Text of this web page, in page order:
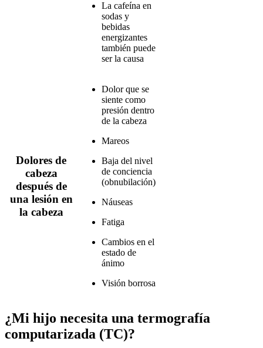
La cafeína en
sodas y
bebidas
energizantes
también puede
ser la causa
Dolores de
cabeza
después de
una lesión en
la cabeza
Dolor que se
siente como
presión dentro
de la cabeza
Mareos
Baja del nivel
de conciencia
(obnubilación)
Náuseas
Fatiga
Cambios en el
estado de
ánimo
Visión borrosa
¿Mi hijo necesita una termografía
computarizada (TC)?